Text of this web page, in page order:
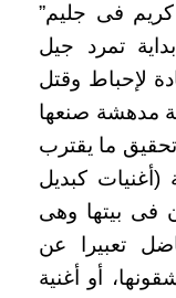
فى جليم”
تمرد جيل
لإحباط وقتل
مدهشة صنعها
ما يقترب
(أغنيات كبديل
فى بيتها وهى
تعبيرا عن
أو أغنية